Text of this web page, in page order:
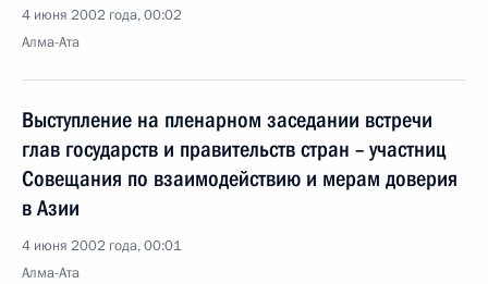
4 июня 2002 года, 00:02
Алма-Ата
Выступление на пленарном заседании встречи
глав государств и правительств стран – участниц
Совещания по взаимодействию и мерам доверия
в Азии
4 июня 2002 года, 00:01
Алма-Ата